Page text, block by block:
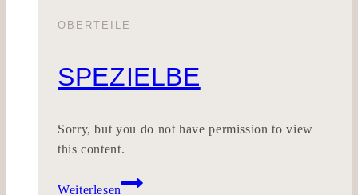
OBERTEILE
SPEZIELBE
Sorry, but you do not have permission to view
this content.
Weiterlesen
SPEZIELBE